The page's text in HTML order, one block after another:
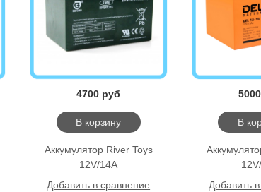
4700 руб
В корзину
Аккумулятор River Toys
12V/14A
Добавить в сравнение
В
Добавить